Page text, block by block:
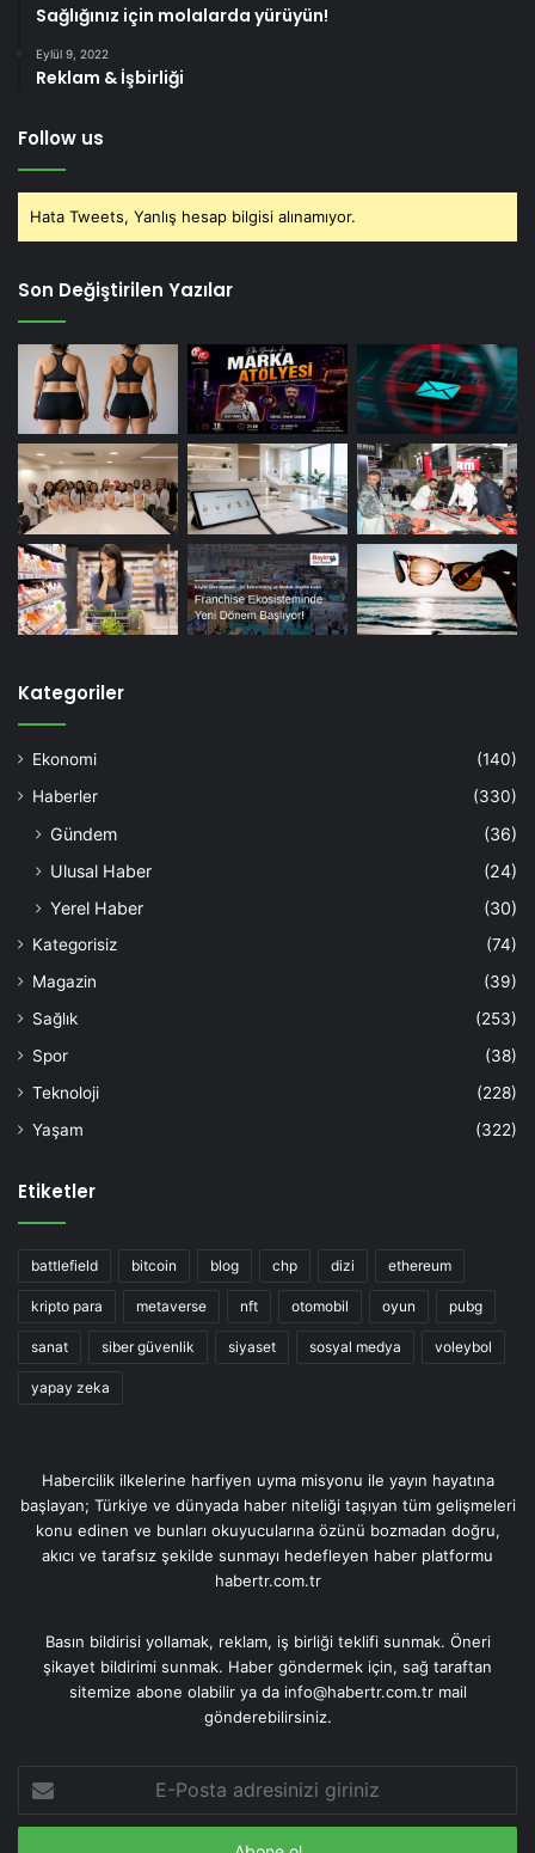
Sağlığınız için molalarda yürüyün!
Eylül 9, 2022
Reklam & İşbirliği
Follow us
Hata Tweets, Yanlış hesap bilgisi alınamıyor.
Son Değiştirilen Yazılar
Kategoriler
Ekonomi
(140)
Haberler
(330)
Gündem
(36)
Ulusal Haber
(24)
Yerel Haber
(30)
Kategorisiz
(74)
Magazin
(39)
Sağlık
(253)
Spor
(38)
Teknoloji
(228)
Yaşam
(322)
Etiketler
battlefield bitcoin blog chp dizi ethereum
kripto para metaverse nft otomobil oyun pubg
sanat siber güvenlik siyaset sosyal medya voleybol
yapay zeka
Habercilik ilkelerine harfiyen uyma misyonu ile yayın hayatına
başlayan; Türkiye ve dünyada haber niteliği taşıyan tüm gelişmeleri
konu edinen ve bunları okuyucularına özünü bozmadan doğru,
akıcı ve tarafsız şekilde sunmayı hedefleyen haber platformu
habertr.com.tr
Basın bildirisi yollamak, reklam, iş birliği teklifi sunmak. Öneri
şikayet bildirimi sunmak. Haber göndermek için, sağ taraftan
sitemize abone olabilir ya da info@habertr.com.tr mail
gönderebilirsiniz.
Posta
adresinizi